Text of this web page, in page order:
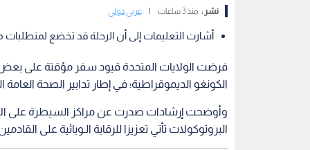
نشر : منذ 3 ساعات عربي دولي
أشارت التعليمات إلى أن الرحلة قد تخضع
فرضت الولايات المتحدة قيود سفر مؤقتة على
الكونغو الديموقراطية؛ في إطار تدابير الصحة
البروتوكولات تأتي تعزيزا للرقابة الـوبائية على